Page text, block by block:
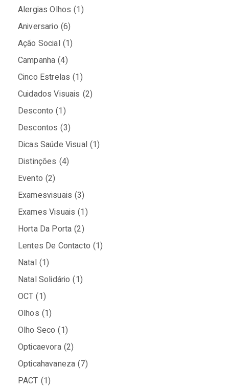
Alergias Olhos (1)
Aniversario (6)
Ação Social (1)
Campanha (4)
Cinco Estrelas (1)
Cuidados Visuais (2)
Desconto (1)
Descontos (3)
Dicas Saúde Visual (1)
Distinções (4)
Evento (2)
Examesvisuais (3)
Exames Visuais (1)
Horta Da Porta (2)
Lentes De Contacto (1)
Natal (1)
Natal Solidário (1)
OCT (1)
Olhos (1)
Olho Seco (1)
Opticaevora (2)
Opticahavaneza (7)
PACT (1)